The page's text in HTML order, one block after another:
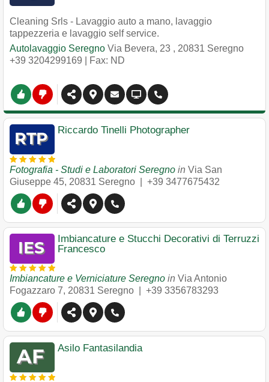
Cleaning Srls - Lavaggio auto a mano, lavaggio
tappezzeria e lavaggio self service.
Autolavaggio Seregno Via Bevera, 23 , 20831 Seregno
+39 3204299169 | Fax: ND
Riccardo Tinelli Photographer
Fotografia - Studi e Laboratori Seregno in Via San
Giuseppe 45, 20831 Seregno +39 3477675432
Imbiancature e Stucchi Decorativi di Terruzzi
Francesco
Imbiancature e Verniciature Seregno in Via Antonio
Fogazzaro 7, 20831 Seregno +39 3356783293
Asilo Fantasilandia